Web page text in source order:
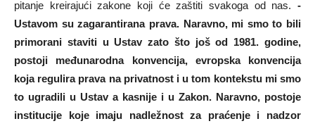
pitanje kreirajući zakone koji će zaštiti svakoga od nas. -
Ustavom su zagarantirana prava. Naravno, mi smo to bili
primorani staviti u Ustav zato što još od 1981. godine,
postoji međunarodna konvencija, evropska konvencija
koja regulira prava na privatnost i u tom kontekstu mi smo
to ugradili u Ustav a kasnije i u Zakon. Naravno, postoje
institucije koje imaju nadležnost za praćenje i nadzor